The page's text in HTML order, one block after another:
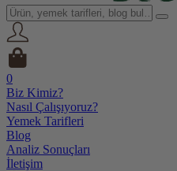
0
Biz Kimiz?
Nasıl Çalışıyoruz?
Yemek Tarifleri
Blog
Analiz Sonuçları
İletişim